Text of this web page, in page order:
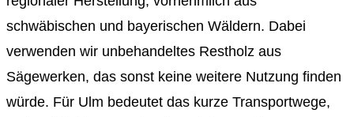
schwäbischen und bayerischen Wäldern. Dabei
verwenden wir unbehandeltes Restholz aus
Sägewerken, das sonst keine weitere Nutzung finden
würde. Für Ulm bedeutet das kurze Transportwege,